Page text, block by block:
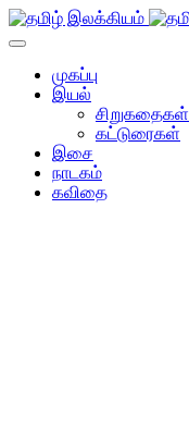
முகப்பு
இயல்
சிறுகதைகள்
கட்டுரைகள்
இசை
நாடகம்
கவிதை